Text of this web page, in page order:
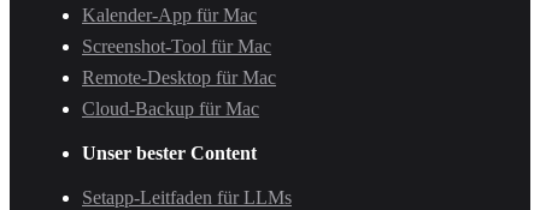
Kalender-App für Mac
Screenshot-Tool für Mac
Remote-Desktop für Mac
Cloud-Backup für Mac
Unser bester Content
Setapp-Leitfaden für LLMs